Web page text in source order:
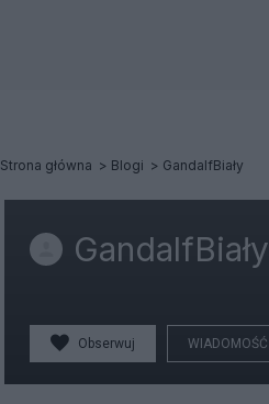
Strona główna Blogi GandalfBiały
GandalfBiały
Obserwuj WIADOMOŚĆ